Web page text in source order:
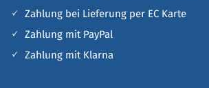
Zahlung bei Lieferung per EC Karte
Zahlung mit PayPal
Zahlung mit Klarna